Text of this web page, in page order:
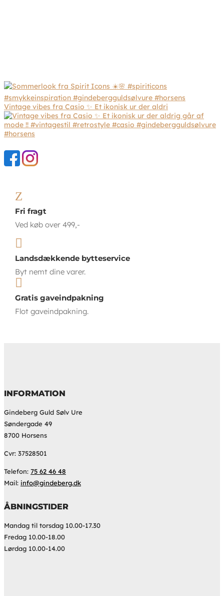
Vintage vibes fra Casio ✨ Et ikonisk ur der aldri
Z
Fri fragt
Ved køb over 499,-

Landsdækkende bytteservice
Byt nemt dine varer.

Gratis gaveindpakning
Flot gaveindpakning.
INFORMATION
Gindeberg Guld Sølv Ure
Søndergade 49
8700 Horsens
Cvr: 37528501
Telefon: 75 62 46 48
Mail: info@gindeberg.dk
ÅBNINGSTIDER
Mandag til torsdag 10.00-17.30
Fredag 10.00-18.00
Lørdag 10.00-14.00